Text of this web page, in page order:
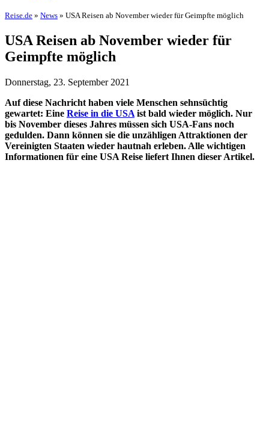
Reise.de » News » USA Reisen ab November wieder für Geimpfte möglich
USA Reisen ab November wieder für
Geimpfte möglich
Donnerstag, 23. September 2021
Auf diese Nachricht haben viele Menschen sehnsüchtig
gewartet: Eine Reise in die USA ist bald wieder möglich. Nur
bis November dieses Jahres müssen sich USA-Fans noch
gedulden. Dann können sie die unzähligen Attraktionen der
Vereinigten Staaten wieder hautnah erleben. Alle wichtigen
Informationen für eine USA Reise liefert Ihnen dieser Artikel.